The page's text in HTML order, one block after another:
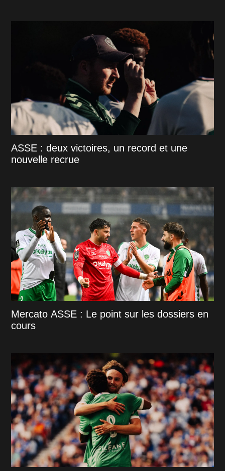
ASSE : deux victoires, un record et une
nouvelle recrue
Mercato ASSE : Le point sur les dossiers en
cours